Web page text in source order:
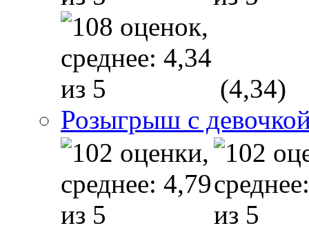
(4,34)
Розыгрыш с